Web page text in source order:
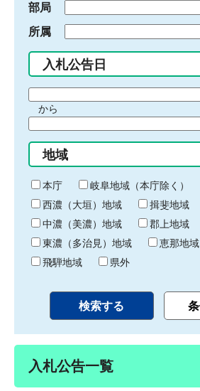
部局
所属
入札公告日
間
始
り
から
間
終
わ
り
地域
本庁
岐阜地域（本庁除く）
西濃（大垣）地域
揖斐地域
中濃（美濃）地域
郡上地域
東濃（多治見）地域
恵那地域
飛騨地域
県外
入札公告一覧